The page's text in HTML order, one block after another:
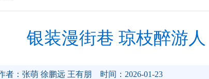
银装漫街巷 琼枝醉游人
者：张萌 徐鹏远 王有朋 时间：2026-01-23